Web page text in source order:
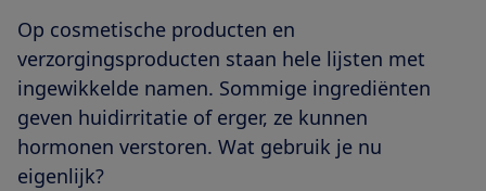
Op cosmetische producten en
verzorgingsproducten staan hele lijsten met
ingewikkelde namen. Sommige ingrediënten
geven huidirritatie of erger, ze kunnen
hormonen verstoren. Wat gebruik je nu
eigenlijk?